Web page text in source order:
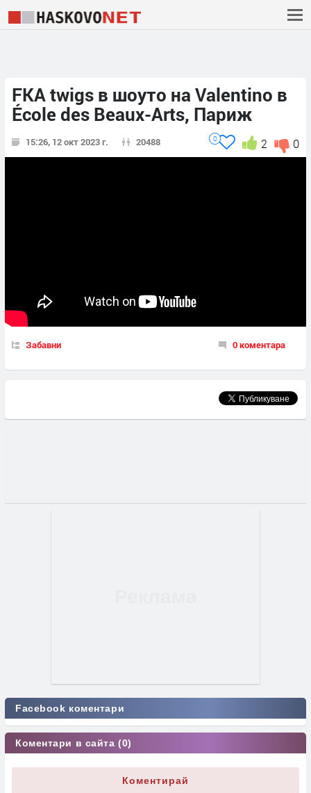
FKA twigs в шоуто на Valentino в
École des Beaux-Arts, Париж
15:26, 12 окт 2023 г. 20488 0
2
0
Забавни 0 коментара
Facebook коментари
Коментари в сайта (0)
Коментирай